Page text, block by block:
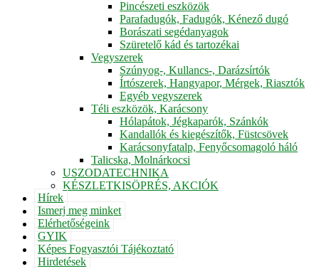
Pincészeti eszközök
Parafadugók, Fadugók, Kénező dugó
Borászati segédanyagok
Szüretelő kád és tartozékai
Vegyszerek
Szúnyog-, Kullancs-, Darázsírtók
Írtószerek, Hangyapor, Mérgek, Riasztók
Egyéb vegyszerek
Téli eszközök, Karácsony
Hólapátok, Jégkaparók, Szánkók
Kandallók és kiegészítők, Füstcsövek
Karácsonyfatalp, Fenyőcsomagoló háló
Talicska, Molnárkocsi
USZODATECHNIKA
KÉSZLETKISÖPRÉS, AKCIÓK
Hírek
Ismerj meg minket
Elérhetőségeink
GYIK
Képes Fogyasztói Tájékoztató
Hirdetések